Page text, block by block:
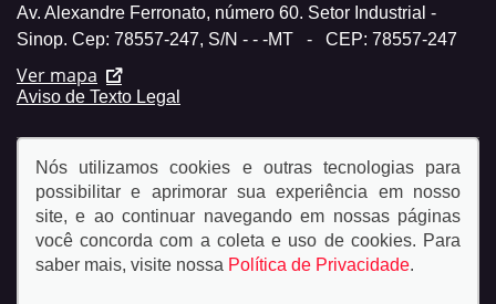
Av. Alexandre Ferronato, número 60. Setor Industrial -
Sinop. Cep: 78557-247, S/N - - -MT
- CEP: 78557-247
Ver mapa
Aviso de Texto Legal
© Copyright 2026
AutoForce - Todos os direitos reservados.Política de
Nós utilizamos cookies e outras tecnologias para
possibilitar e aprimorar sua experiência em nosso
site, e ao continuar navegando em nossas páginas
você concorda com a coleta e uso de cookies. Para
saber mais, visite nossa Política de Privacidade.